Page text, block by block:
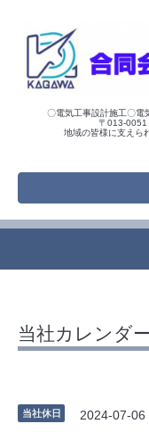
〇電気工事設計施工〇電
〒013-0051
地域の皆様に支えら
当社カレンダー
当社休日 2024-07-06